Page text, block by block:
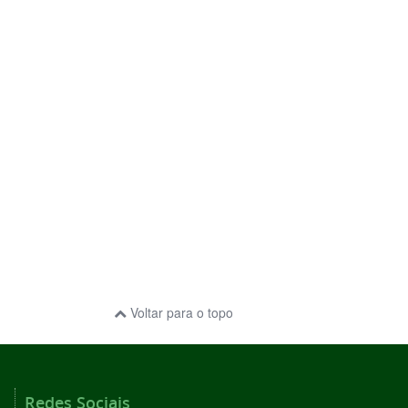
Voltar para o topo
Redes Sociais